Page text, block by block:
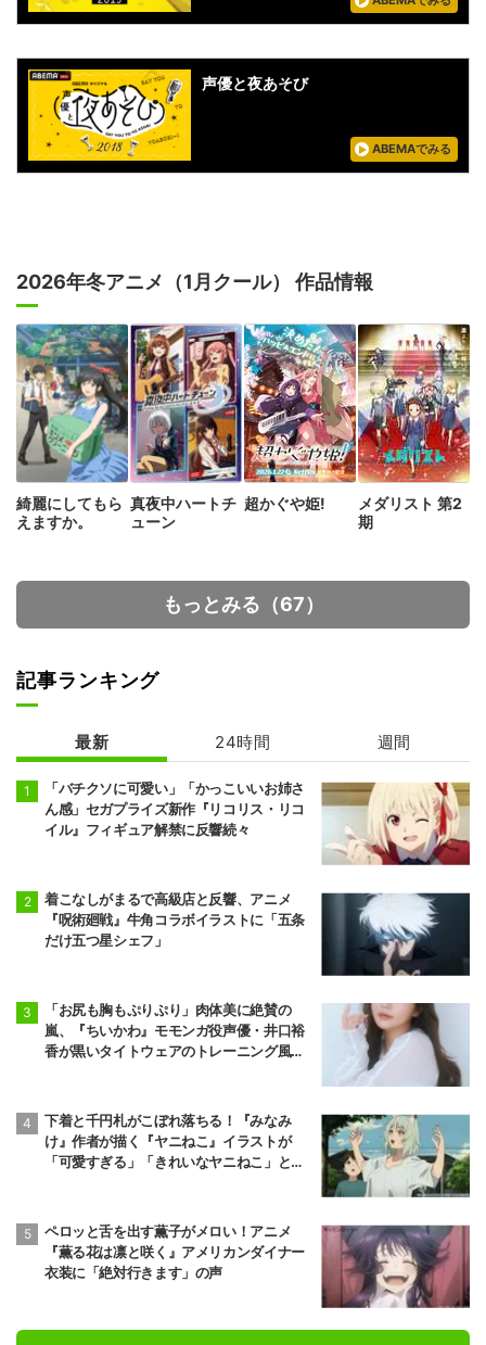
声優と夜あそび
ABEMAでみる
2026年冬アニメ（1月クール） 作品情報
綺麗にしてもら
えますか。
真夜中ハートチ
ューン
超かぐや姫!
メダリスト 第2
期
もっとみる（67）
記事ランキング
最新 24時間 週間
「バチクソに可愛い」「かっこいいお姉さ
ん感」セガプライズ新作『リコリス・リコ
イル』フィギュア解禁に反響続々
着こなしがまるで高級店と反響、アニメ
『呪術廻戦』牛角コラボイラストに「五条
だけ五つ星シェフ」
「お尻も胸もぷりぷり」肉体美に絶賛の
嵐、『ちいかわ』モモンガ役声優・井口裕
香が黒いタイトウェアのトレーニング風景
下着と千円札がこぼれ落ちる！『みなみ
け』作者が描く『ヤニねこ』イラストが
「可愛すぎる」「きれいなヤニねこ」と反
ペロッと舌を出す薫子がメロい！アニメ
『薫る花は凛と咲く』アメリカンダイナー
衣装に「絶対行きます」の声